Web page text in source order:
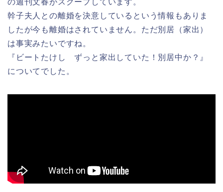
の週刊文春がスクープしています。
幹子夫人との離婚を決意しているという情報もありま
したが今も離婚はされていません。ただ別居（家出）
は事実みたいですね。
『ビートたけし ずっと家出していた！別居中か？』
についてでした。